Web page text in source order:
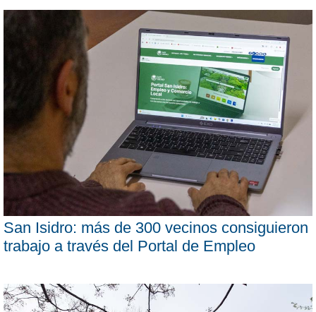
San Isidro: más de 300 vecinos consiguieron
trabajo a través del Portal de Empleo